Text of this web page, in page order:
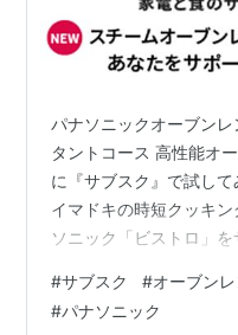
パナソニックオーブン
タントコース 高性能オ
に『サブスク』で試して
イマドキの時短クッキ
ソニック「ビストロ」
で献立のレパートリーが
の迷いが、ワクワクに変
#サブスク #オーブン
#パナソニック